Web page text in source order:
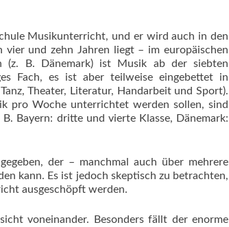
Musikunterricht, und er wird auch in den
vier und zehn Jahren liegt – im europäischen
(z. B. Dänemark) ist Musik ab der siebten
Fach, es ist aber teilweise eingebettet in
Theater, Literatur, Handarbeit und Sport).
pro Woche unterrichtet werden sollen, sind
Bayern: dritte und vierte Klasse, Dänemark:
der – manchmal auch über mehrere
kann. Es ist jedoch skeptisch zu betrachten,
ausgeschöpft werden.
voneinander. Besonders fällt der enorme